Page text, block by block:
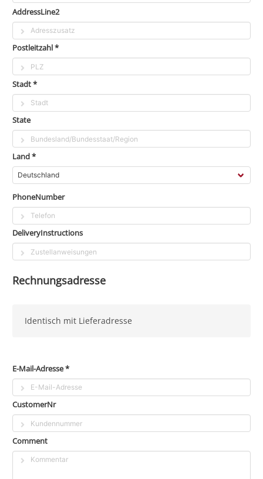
AddressLine2
Postleitzahl *
Stadt *
State
Land *
PhoneNumber
DeliveryInstructions
Rechnungsadresse
Identisch mit Lieferadresse
E-Mail-Adresse *
CustomerNr
Comment